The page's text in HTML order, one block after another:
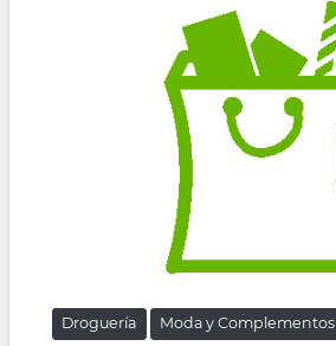
navegación
Droguería Moda y Complementos